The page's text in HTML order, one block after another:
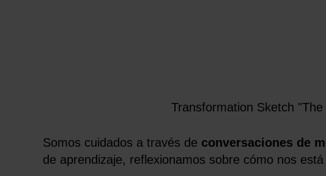
Transformation Sketch
Somos cuidados a través de conversaciones de
de aprendizaje, reflexionamos sobre cómo nos